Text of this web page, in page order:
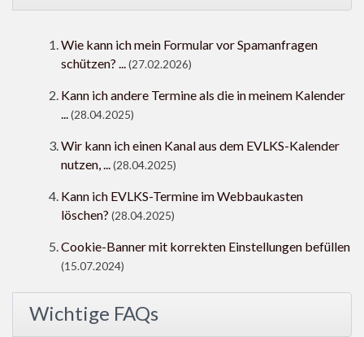
Wie kann ich mein Formular vor Spamanfragen
schützen? ...(27.02.2026)
Kann ich andere Termine als die in meinem Kalender
...(28.04.2025)
Wir kann ich einen Kanal aus dem EVLKS-Kalender
nutzen, ...(28.04.2025)
Kann ich EVLKS-Termine im Webbaukasten
löschen? (28.04.2025)
Cookie-Banner mit korrekten Einstellungen befüllen
(15.07.2024)
Wichtige FAQs